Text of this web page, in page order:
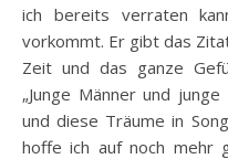
ich bereits verraten
vorkommt. Er gibt das
Zeit und das ganze
„Junge Männer und
und diese Träume in
hoffe ich auf noch mehr